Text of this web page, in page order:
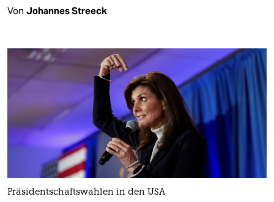
Von Johannes Streeck
Präsidentschaftswahlen in den USA